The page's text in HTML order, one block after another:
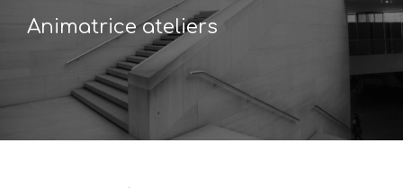
Animatrice ateliers